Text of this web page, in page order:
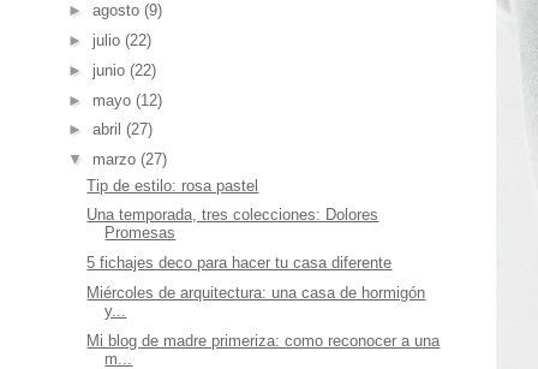
► agosto (9)
► julio (22)
► junio (22)
► mayo (12)
► abril (27)
▼ marzo (27)
Tip de estilo: rosa pastel
Una temporada, tres colecciones: Dolores
Promesas
5 fichajes deco para hacer tu casa diferente
Miércoles de arquitectura: una casa de hormigón
y...
Mi blog de madre primeriza: como reconocer a una
m...